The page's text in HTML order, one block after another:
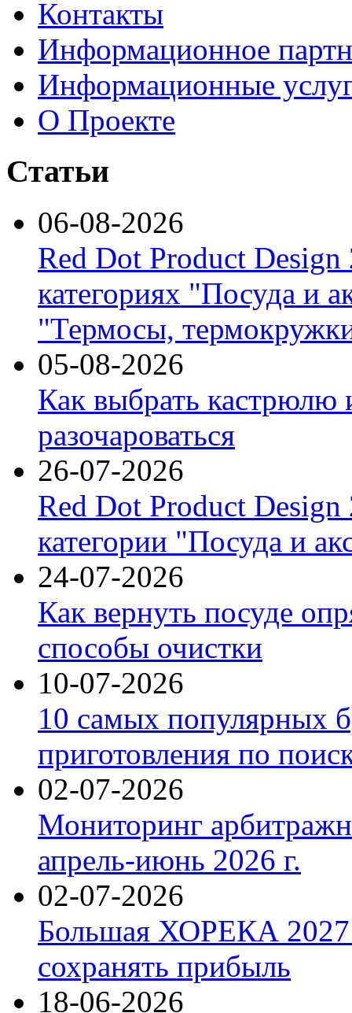
Контакты
Информационное
Информационные
О Проекте
Статьи
06-08-2026
Red Dot Product Design
категориях "Посуда и
"Термосы,
05-08-2026
Как выбрать кастрюлю
разочароваться
26-07-2026
Red Dot Product Design
категории "Посуда и
24-07-2026
Как вернуть посуде
способы очистки
10-07-2026
10 самых популярных
приготовления по
02-07-2026
Мониторинг
апрель-июнь 2026 г.
02-07-2026
Большая ХОРЕКА 2027:
сохранять прибыль
18-06-2026